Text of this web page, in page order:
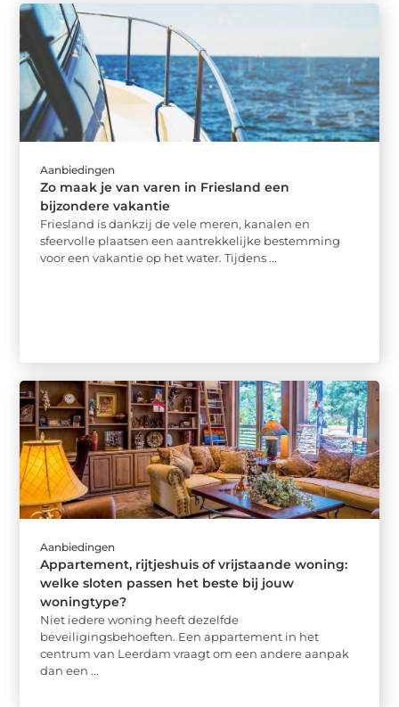
Aanbiedingen
Zo maak je van varen in Friesland een
bijzondere vakantie
Friesland is dankzij de vele meren, kanalen en
sfeervolle plaatsen een aantrekkelijke bestemming
voor een vakantie op het water. Tijdens ...
Aanbiedingen
Appartement, rijtjeshuis of vrijstaande woning:
welke sloten passen het beste bij jouw
woningtype?
Niet iedere woning heeft dezelfde
beveiligingsbehoeften. Een appartement in het
centrum van Leerdam vraagt om een andere aanpak
dan een ...